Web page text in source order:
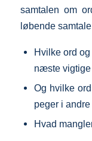
samtalen om
løbende
Hvilke ord
næste vigtige
Og hvilke
peger i
Hvad